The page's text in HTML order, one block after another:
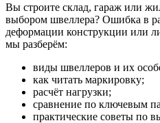
Вы строите склад, гараж или
выбором швеллера? Ошибка в
деформации конструкции или
мы разберём:
виды швеллеров и их
как читать маркировку;
расчёт нагрузки;
сравнение по ключевым
практические советы по